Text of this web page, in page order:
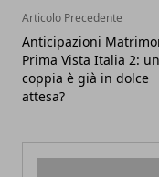
Articolo Precedente
Anticipazioni
Prima Vista Italia 2:
coppia è già in dolce
attesa?